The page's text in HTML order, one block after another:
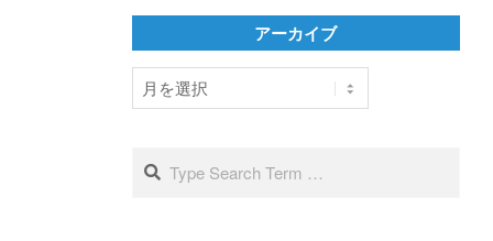
リ
アーカイブ
ア
ー
ブSearch